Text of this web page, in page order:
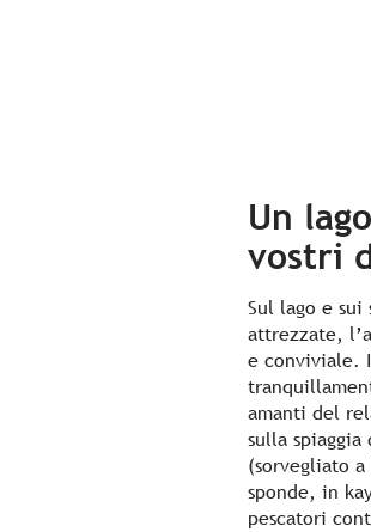
Un
vostri
Sul lago e
attrezzate,
e conviviale.
amanti del
sulla
(sorvegliato
sponde, in
pescatori